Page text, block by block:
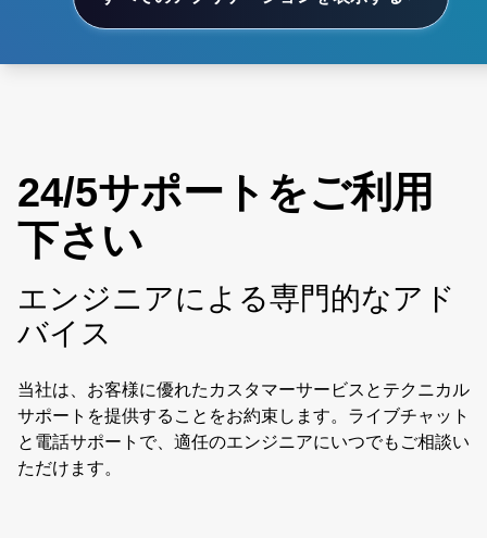
24/5サポートをご利用
下さい
エンジニアによる専門的なアド
バイス
当社は、お客様に優れたカスタマーサービスとテクニカル
サポートを提供することをお約束します。ライブチャット
と電話サポートで、適任のエンジニアにいつでもご相談い
ただけます。